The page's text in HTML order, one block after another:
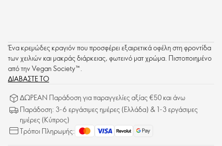
Ένα κρεμώδες κραγιόν που προσφέρει εξαιρετικά οφέλη στη φροντίδα
των χειλιών και μακράς διάρκειας, φωτεινό ματ χρώμα. Πιστοποιημένο
από την Vegan Society™.
ΔΙΑΒΑΣΤΕ ΤΟ
ΔΩΡΕΑΝ Παράδοση για παραγγελίες αξίας €50 και άνω
Παράδοση: 3-6 εργάσιμες ημέρες (Ελλάδα) & 1-3 εργάσιμες
ημέρες (Κύπρος)
Τρόποι Πληρωμής: